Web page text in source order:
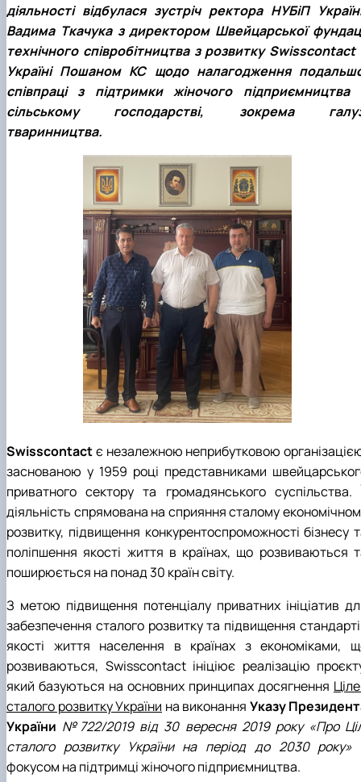
діяльності відбулася зустріч ректора НУБіП
Вадима Ткачука з директором Швейцарської
технічного співробітництва з розвитку Swisscontact
Україні Пошаном КС щодо налагодження
співпраці з підтримки жіночого підприємництва
сільському господарстві, зокрема
тваринництва.
Swisscontactє незалежною неприбутковою
заснованою у 1959 році представниками
приватного сектору та громадянського суспільства.
діяльність спрямована на сприяння сталому
розвитку, підвищення конкурентоспроможності бізнесу
поліпшення якості життя в країнах, що розвиваються
поширюється на понад 30 країн світу.
З метою підвищення потенціалу приватних ініціатив
забезпечення сталого розвитку та підвищення
якості життя населення в країнах з економіками,
розвиваються, Swisscontact ініціює реалізацію
який базуються на основних принципах досягнення
сталого розвитку України на виконання Указу
України №722/2019 від 30 вересня 2019 року «Про
сталого розвитку України на період до 2030 року»
фокусом на підтримці жіночого підприємництва.